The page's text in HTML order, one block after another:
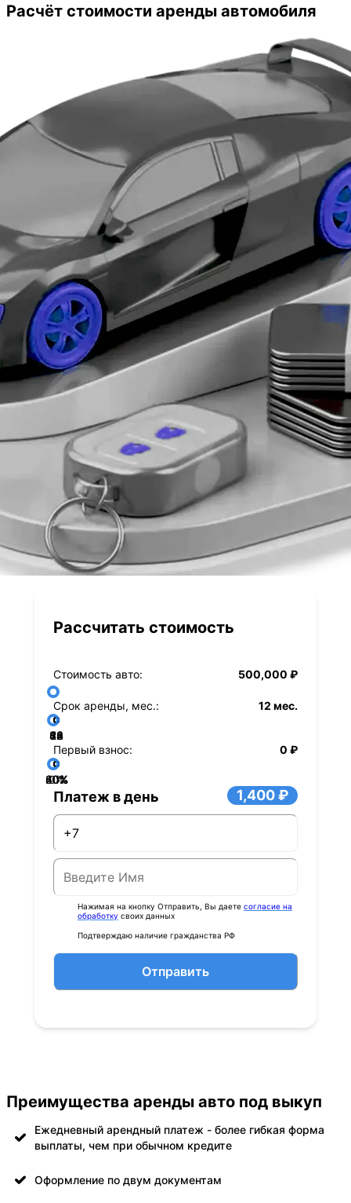
оказались очень даже выгодные.
Расчёт стоимости аренды автомобиля
Рассчитать стоимость
Стоимость авто: 500,000 ₽
Срок аренды, мес.: 12 мес.
12
24
36
48
60
72
84
Первый взнос:
0 ₽
0%
20%
40%
60%
80%
Платеж в день 1,400 ₽
Нажимая на кнопку Отправить, Вы даете согласие на
обработку своих данных
Подтверждаю наличие гражданства РФ
Отправить
Преимущества аренды авто под выкуп
Ежедневный арендный платеж - более гибкая форма
выплаты, чем при обычном кредите
Оформление по двум документам